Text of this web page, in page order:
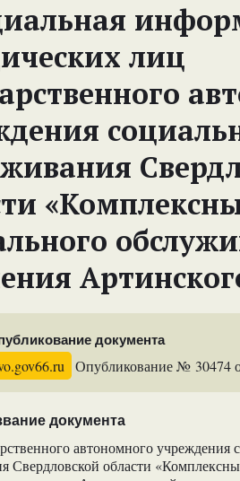
лиц
документа
Опубликование № 30474
документа
автономного учреждения
Свердловской области